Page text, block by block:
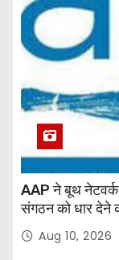
AAP ने बूथ
संगठन को धार देने
Aug 10, 2026